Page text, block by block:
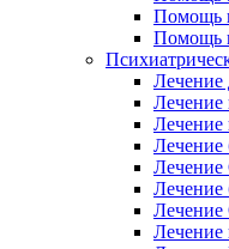
Помощь
Помощь
Лечение
Лечение
Лечение
Лечение
Лечение